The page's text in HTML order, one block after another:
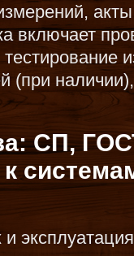
включает
(при
СП,